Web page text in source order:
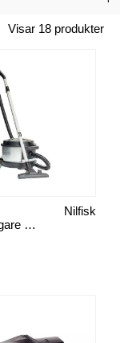
Visar 18 produkter
Dammsugare VP930 Hepa Plus
Nilfisk